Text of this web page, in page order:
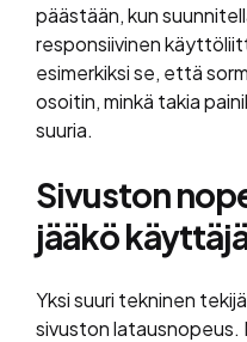
päästään, kun
responsiivinen
esimerkiksi se, että
osoitin, minkä takia
suuria.
Sivuston
jääkö
Yksi suuri tekninen
sivuston latausnopeus.